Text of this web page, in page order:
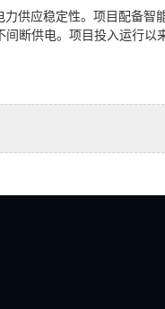
供应稳定性。项目配备智
断供电。项目投入运行以